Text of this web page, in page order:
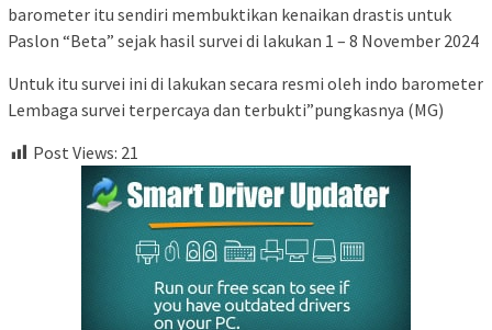
barometer itu sendiri membuktikan kenaikan drastis untuk
Paslon “Beta” sejak hasil survei di lakukan 1 – 8 November 2024
Untuk itu survei ini di lakukan secara resmi oleh indo barometer
Lembaga survei terpercaya dan terbukti”pungkasnya (MG)
Post Views: 21